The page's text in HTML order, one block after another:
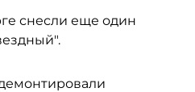
снесли еще один